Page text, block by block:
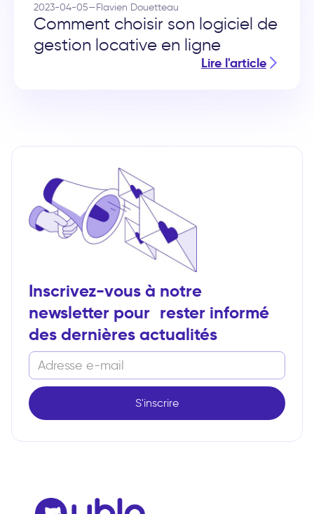
2023-04-05—Flavien Douetteau
Comment choisir son logiciel de
gestion locative en ligne
Lire l'article
Inscrivez-vous à notre
newsletter pour rester informé
des dernières actualités